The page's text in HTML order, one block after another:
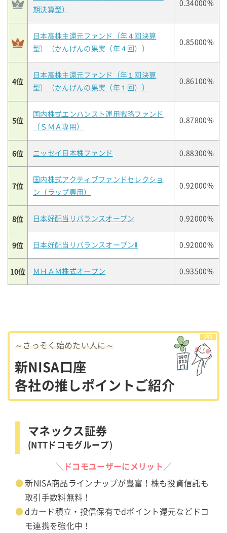
期決算型）
0.34000%
日本高株主還元ファンド（年４回決算
型）（かんげんの果実（年４回））
0.85000%
4位
日本高株主還元ファンド（年１回決算
型）（かんげんの果実（年１回））
0.86100%
5位
国内株式エンハンスト運用戦略ファンド
（ＳＭＡ専用）
0.87800%
6位 ニッセイ日本株ファンド 0.88300%
7位
国内株式アクティブファンドセレクショ
ン（ラップ専用）
0.92000%
8位 日本好配当リバランスオープン 0.92000%
9位 日本好配当リバランスオープンⅡ 0.92000%
10位 ＭＨＡＭ株式オープン 0.93500%
～さっそく始めたい人に～
新NISA口座
各社の推しポイントご紹介
マネックス証券
(NTTドコモグループ)
＼ドコモユーザーにメリット／
新NISA商品ラインナップが豊富！株も投資信託も
取引手数料無料！
dカード積立・投信保有でdポイント還元などドコ
モ連携を強化中！